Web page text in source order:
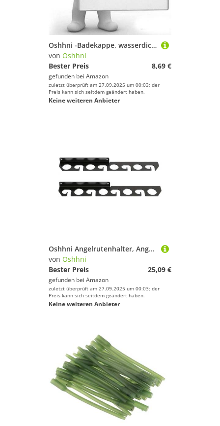
Kiteboarden
Klettern & Bouldern
Radsport
Schwimmen
Sportausrüstung
Tauchen & Schnorcheln
Tischtennis
Oshhni -Badekappe, wasserdichte Duschkappe, flexibel, rutschfest, hält Haar trocken, Badekappe für Reisen, Surfen, Wassersport, Lila
von Oshhni
Bester Preis
8,69 €
gefunden bei Amazon
zuletzt überprüft am 27.09.2025 um 00:03; der
Preis kann sich seitdem geändert haben.
Keine weiteren Anbieter
Oshhni Angelrutenhalter, Angelruten Lagerregale Aus Metall für Zuhause, Geschäft, Garage
von Oshhni
Bester Preis
25,09 €
gefunden bei Amazon
zuletzt überprüft am 27.09.2025 um 00:03; der
Preis kann sich seitdem geändert haben.
Keine weiteren Anbieter